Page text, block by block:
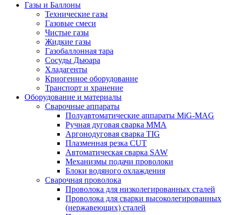
Газы и Баллоны
Технические газы
Газовые смеси
Чистые газы
Жидкие газы
Газобаллонная тара
Сосуды Дьюара
Хладагенты
Криогенное оборудование
Транспорт и хранение
Оборудование и материалы
Сварочные аппараты
Полуавтоматические аппараты MiG-MAG
Ручная дуговая сварка MMA
Аргонодуговая сварка TIG
Плазменная резка CUT
Автоматическая сварка SAW
Механизмы подачи проволоки
Блоки водяного охлаждения
Сварочная проволока
Проволока для низколегированных сталей
Проволока для сварки высоколегированных
(нержавеющих) сталей